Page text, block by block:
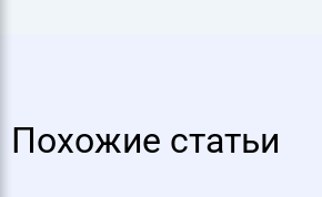
Похожие статьи